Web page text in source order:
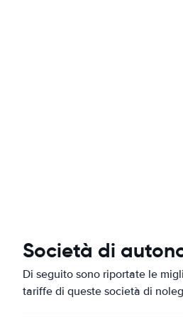
Società di
Di seguito sono riportate le
tariffe di queste società di